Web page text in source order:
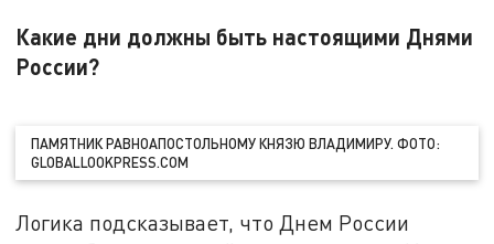
Какие дни должны быть настоящими Днями
России?
ПАМЯТНИК РАВНОАПОСТОЛЬНОМУ КНЯЗЮ ВЛАДИМИРУ. ФОТО:
GLOBALLOOKPRESS.COM
Логика подсказывает, что Днем России